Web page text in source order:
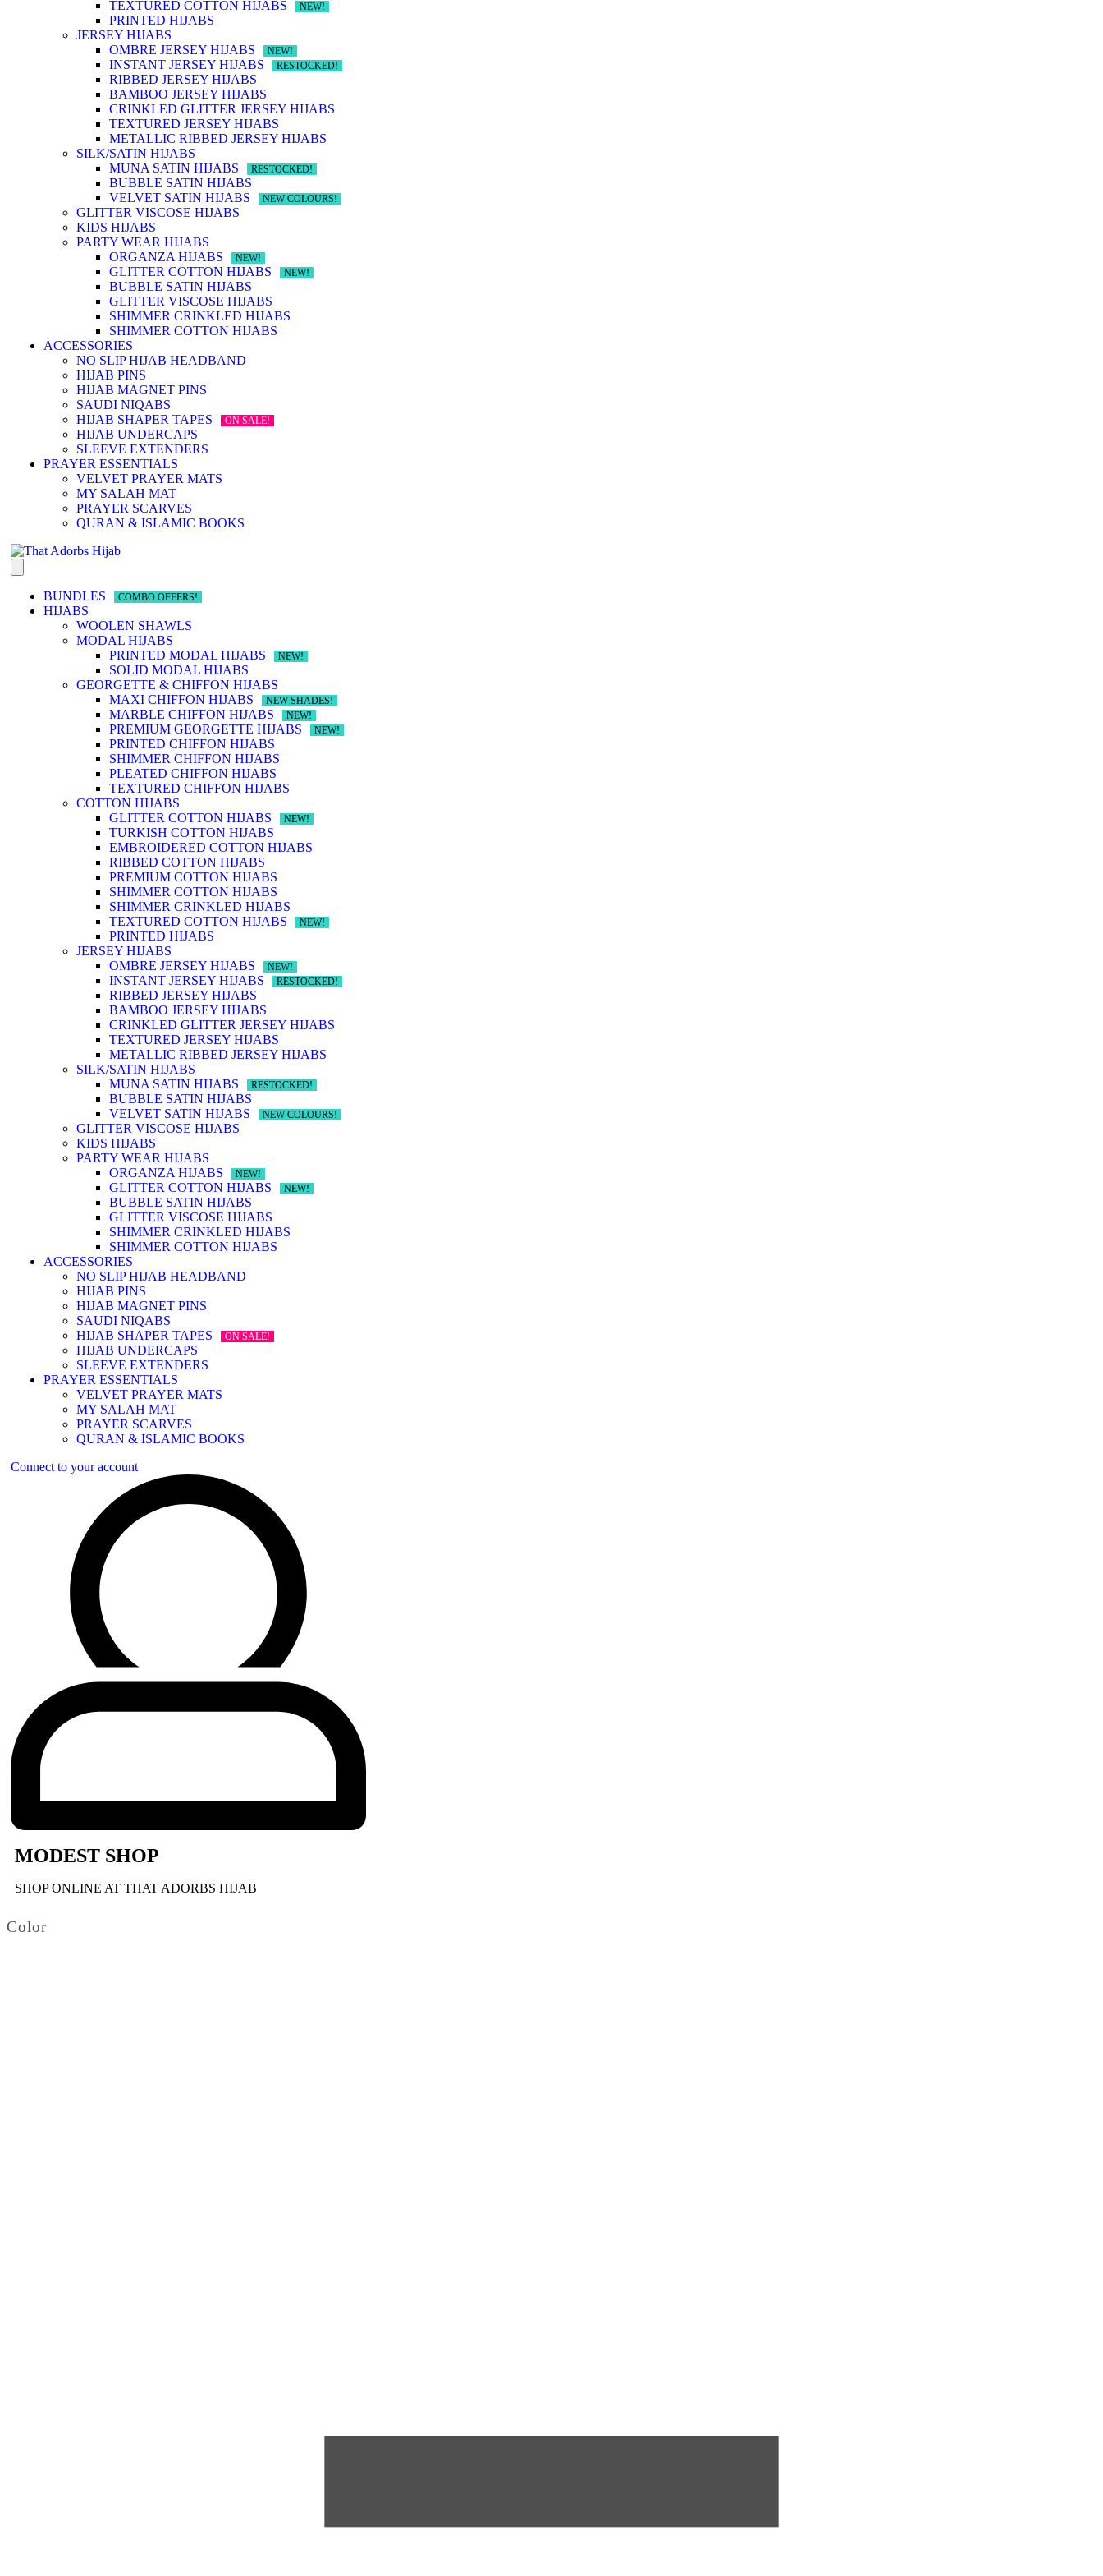
TEXTURED COTTON HIJABS NEW!
PRINTED HIJABS
JERSEY HIJABS
OMBRE JERSEY HIJABS
NEW!
INSTANT JERSEY HIJABS RESTOCKED!
RIBBED JERSEY HIJABS
BAMBOO JERSEY HIJABS
CRINKLED GLITTER JERSEY HIJABS
TEXTURED JERSEY HIJABS
METALLIC RIBBED JERSEY HIJABS
SILK/SATIN HIJABS
MUNA SATIN HIJABS
RESTOCKED!
BUBBLE SATIN HIJABS
VELVET SATIN HIJABS
NEW COLOURS!
GLITTER VISCOSE HIJABS
KIDS HIJABS
PARTY WEAR HIJABS
ORGANZA HIJABS
NEW!
GLITTER COTTON HIJABS NEW!
BUBBLE SATIN HIJABS
GLITTER VISCOSE HIJABS
SHIMMER CRINKLED HIJABS
SHIMMER COTTON HIJABS
ACCESSORIES
NO SLIP HIJAB HEADBAND
HIJAB PINS
HIJAB MAGNET PINS
SAUDI NIQABS
HIJAB SHAPER TAPES
ON SALE!
HIJAB UNDERCAPS
SLEEVE EXTENDERS
PRAYER ESSENTIALS
VELVET PRAYER MATS
MY SALAH MAT
PRAYER SCARVES
QURAN & ISLAMIC BOOKS
BUNDLES COMBO OFFERS!
HIJABS
WOOLEN SHAWLS
MODAL HIJABS
PRINTED MODAL HIJABS
NEW!
SOLID MODAL HIJABS
GEORGETTE & CHIFFON HIJABS
MAXI CHIFFON HIJABS
NEW SHADES!
MARBLE CHIFFON HIJABS NEW!
PREMIUM GEORGETTE HIJABS NEW!
PRINTED CHIFFON HIJABS
SHIMMER CHIFFON HIJABS
PLEATED CHIFFON HIJABS
TEXTURED CHIFFON HIJABS
COTTON HIJABS
GLITTER COTTON HIJABS
NEW!
TURKISH COTTON HIJABS
EMBROIDERED COTTON HIJABS
RIBBED COTTON HIJABS
PREMIUM COTTON HIJABS
SHIMMER COTTON HIJABS
SHIMMER CRINKLED HIJABS
TEXTURED COTTON HIJABS
NEW!
PRINTED HIJABS
JERSEY HIJABS
OMBRE JERSEY HIJABS
NEW!
INSTANT JERSEY HIJABS RESTOCKED!
RIBBED JERSEY HIJABS
BAMBOO JERSEY HIJABS
CRINKLED GLITTER JERSEY HIJABS
TEXTURED JERSEY HIJABS
METALLIC RIBBED JERSEY HIJABS
SILK/SATIN HIJABS
MUNA SATIN HIJABS
RESTOCKED!
BUBBLE SATIN HIJABS
VELVET SATIN HIJABS
NEW COLOURS!
GLITTER VISCOSE HIJABS
KIDS HIJABS
PARTY WEAR HIJABS
ORGANZA HIJABS
NEW!
GLITTER COTTON HIJABS NEW!
BUBBLE SATIN HIJABS
GLITTER VISCOSE HIJABS
SHIMMER CRINKLED HIJABS
SHIMMER COTTON HIJABS
ACCESSORIES
NO SLIP HIJAB HEADBAND
HIJAB PINS
HIJAB MAGNET PINS
SAUDI NIQABS
HIJAB SHAPER TAPES
ON SALE!
HIJAB UNDERCAPS
SLEEVE EXTENDERS
PRAYER ESSENTIALS
VELVET PRAYER MATS
MY SALAH MAT
PRAYER SCARVES
QURAN & ISLAMIC BOOKS
Connect to your account
MODEST SHOP
SHOP ONLINE AT THAT ADORBS HIJAB
Color